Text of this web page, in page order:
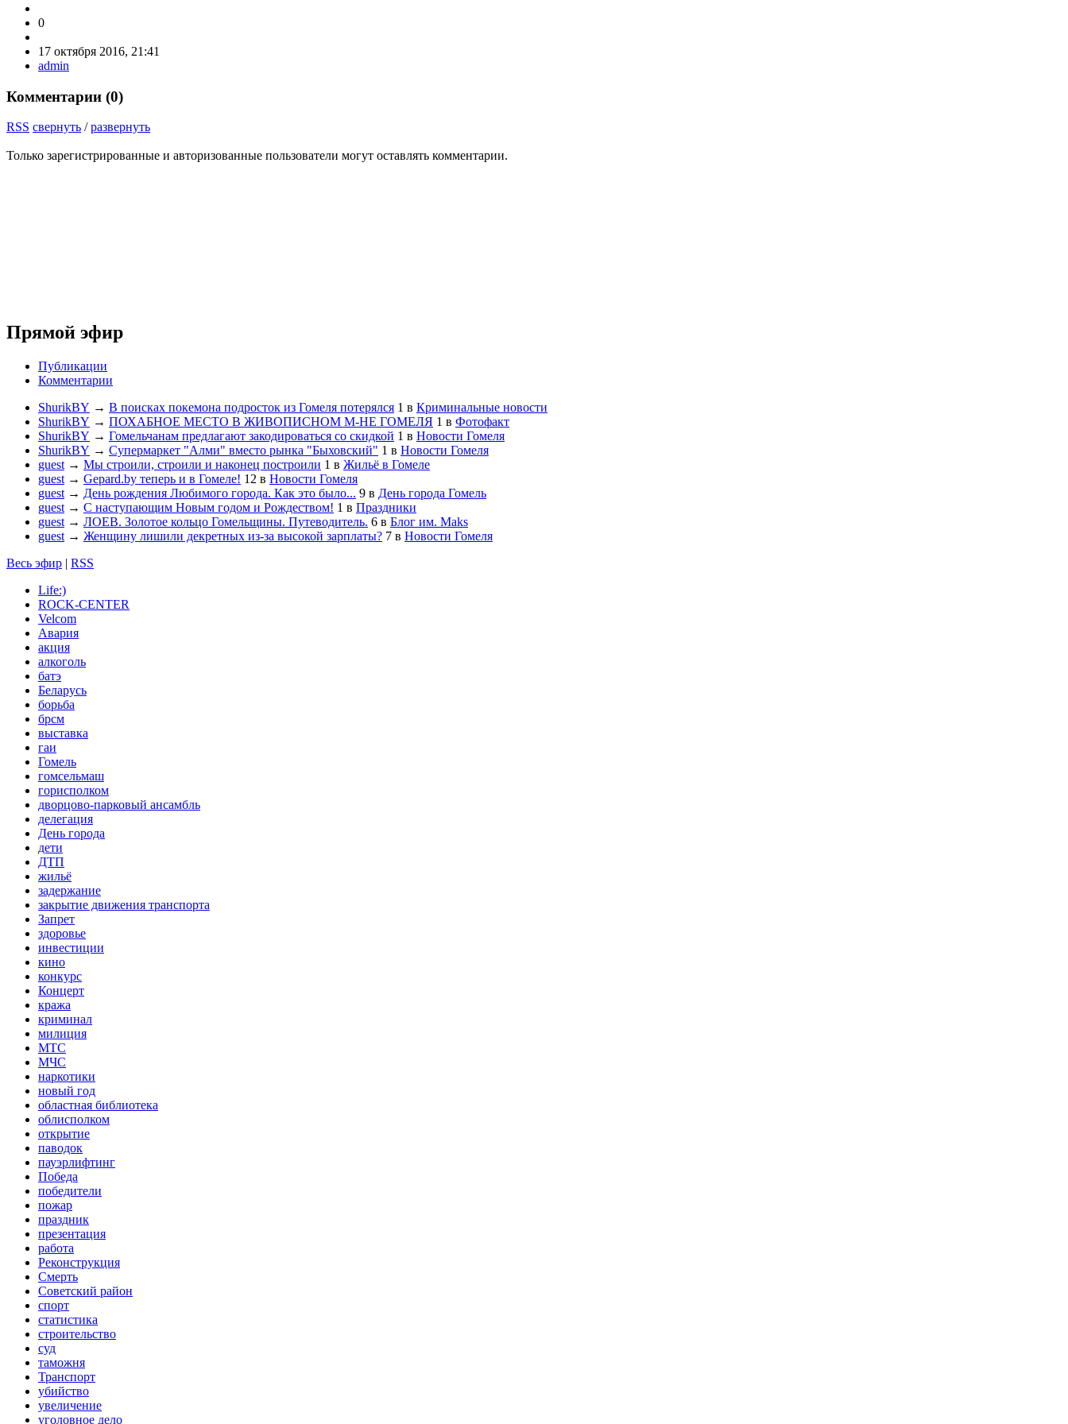
0
17 октября 2016, 21:41
admin
Комментарии (0)
RSS свернуть /развернуть
Только зарегистрированные и авторизованные пользователи могут оставлять комментарии.
Прямой эфир
Публикации
Комментарии
ShurikBY → В поисках покемона подросток из Гомеля потерялся 1 в Криминальные новости
ShurikBY → ПОХАБНОЕ МЕСТО В ЖИВОПИСНОМ М-НЕ ГОМЕЛЯ 1 в Фотофакт
ShurikBY → Гомельчанам предлагают закодироваться со скидкой 1 в Новости Гомеля
ShurikBY → Супермаркет "Алми" вместо рынка "Быховский" 1 в Новости Гомеля
guest → Мы строили, строили и наконец построили 1 в Жильё в Гомеле
guest → Gepard.by теперь и в Гомеле! 12 в Новости Гомеля
guest → День рождения Любимого города. Как это было... 9 в День города Гомель
guest → С наступающим Новым годом и Рождеством! 1 в Праздники
guest → ЛОЕВ. Золотое кольцо Гомельщины. Путеводитель. 6 в Блог им. Maks
guest → Женщину лишили декретных из-за высокой зарплаты? 7 в Новости Гомеля
Весь эфир | RSS
Life:)
ROCK-CENTER
Velcom
Авария
акция
алкоголь
батэ
Беларусь
борьба
брсм
выставка
гаи
Гомель
гомсельмаш
горисполком
дворцово-парковый ансамбль
делегация
День города
дети
ДТП
жильё
задержание
закрытие движения транспорта
Запрет
здоровье
инвестиции
кино
конкурс
Концерт
кража
криминал
милиция
МТС
МЧС
наркотики
новый год
областная библиотека
облисполком
открытие
паводок
пауэрлифтинг
Победа
победители
пожар
праздник
презентация
работа
Реконструкция
Смерть
Советский район
спорт
статистика
строительство
суд
таможня
Транспорт
убийство
увеличение
уголовное дело